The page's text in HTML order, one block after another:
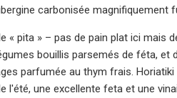
carbonisée magnifiquement
« pita » – pas de pain plat ici mais
bouillis parsemés de féta,
parfumée au thym frais.
une excellente feta et une